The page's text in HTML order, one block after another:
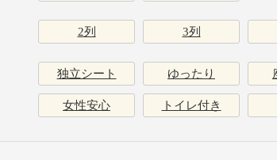
2列 3列
独立シート ゆったり
女性安心 トイレ付き